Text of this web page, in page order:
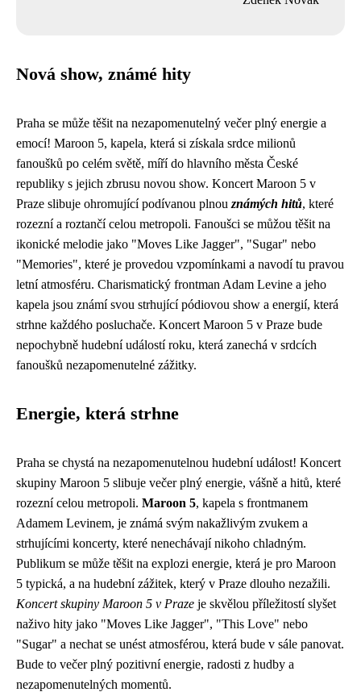
Nová show, známé hity
Praha se může těšit na nezapomenutelný večer plný energie a
emocí! Maroon 5, kapela, která si získala srdce milionů
fanoušků po celém světě, míří do hlavního města České
republiky s jejich zbrusu novou show. Koncert Maroon 5 v
Praze slibuje ohromující podívanou plnou známých hitů, které
rozezní a roztančí celou metropoli. Fanoušci se můžou těšit na
ikonické melodie jako "Moves Like Jagger", "Sugar" nebo
"Memories", které je provedou vzpomínkami a navodí tu pravou
letní atmosféru. Charismatický frontman Adam Levine a jeho
kapela jsou známí svou strhující pódiovou show a energií, která
strhne každého posluchače. Koncert Maroon 5 v Praze bude
nepochybně hudební událostí roku, která zanechá v srdcích
fanoušků nezapomenutelné zážitky.
Energie, která strhne
Praha se chystá na nezapomenutelnou hudební událost! Koncert
skupiny Maroon 5 slibuje večer plný energie, vášně a hitů, které
rozezní celou metropoli. Maroon 5, kapela s frontmanem
Adamem Levinem, je známá svým nakažlivým zvukem a
strhujícími koncerty, které nenechávají nikoho chladným.
Publikum se může těšit na explozi energie, která je pro Maroon
5 typická, a na hudební zážitek, který v Praze dlouho nezažili.
Koncert skupiny Maroon 5 v Praze je skvělou příležitostí slyšet
naživo hity jako "Moves Like Jagger", "This Love" nebo
"Sugar" a nechat se unést atmosférou, která bude v sále panovat.
Bude to večer plný pozitivní energie, radosti z hudby a
nezapomenutelných momentů.